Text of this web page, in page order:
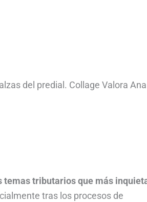
del predial. Collage Valora
temas tributarios que más
tras los procesos de